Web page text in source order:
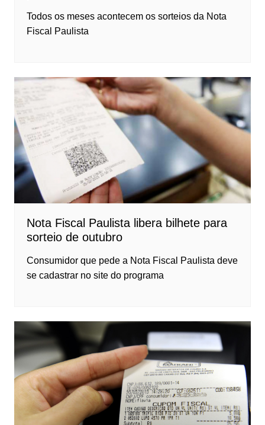
Todos os meses acontecem os sorteios da Nota
Fiscal Paulista
Nota Fiscal Paulista libera bilhete para
sorteio de outubro
Consumidor que pede a Nota Fiscal Paulista deve
se cadastrar no site do programa